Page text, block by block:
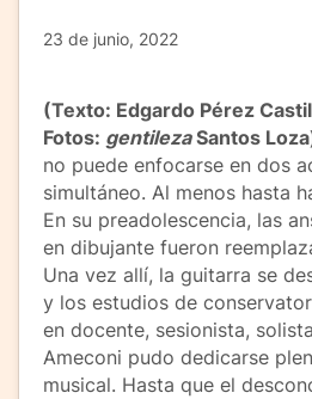
23 de junio, 2022
(Texto: Edgardo Pérez
Fotos: gentilezaSantos
no puede enfocarse en dos
simultáneo. Al menos hasta
En su preadolescencia, las
en dibujante fueron
Una vez allí, la guitarra se
y los estudios de
en docente, sesionista,
Ameconi pudo dedicarse
musical. Hasta que el